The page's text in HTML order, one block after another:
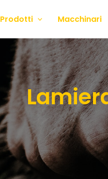
Prodotti Macchinari